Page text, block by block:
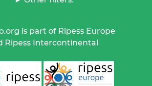
is part of Ripess Europe
Ripess Intercontinental